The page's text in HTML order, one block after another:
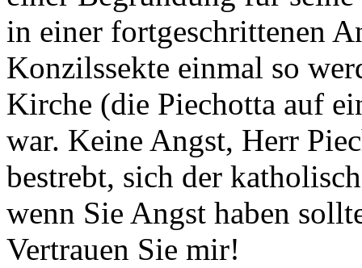
in einer fortgeschrittenen
Konzilssekte einmal so
Kirche (die Piechotta auf
war. Keine Angst, Herr
bestrebt, sich der
wenn Sie Angst haben
Vertrauen Sie mir!